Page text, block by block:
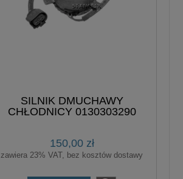
SILNIK DMUCHAWY
CHŁODNICY 0130303290
150,00 zł
zawiera 23% VAT, bez kosztów dostawy